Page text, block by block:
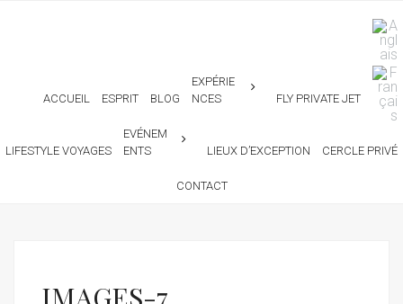
ACCUEIL ESPRIT BLOG
EXPÉRIE
NCES
FLY PRIVATE JET
LIFESTYLE VOYAGES
EVÉNEM
ENTS
LIEUX D’EXCEPTION CERCLE PRIVÉ
CONTACT
IMAGES-7